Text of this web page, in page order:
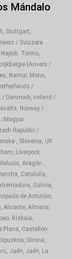
Mándalo
Stuttgart,
/ Svizzera
Torino,
(Anvers /
Namur, Mons,
/
/ Danmark, Ireland /
Norway /
/Magyar
Republic /
, Slovenia, UK
Liverpool,
Aragón ,
Cataluña,
Galicia,
de Asturias,
Alicante, Almería,
Bizkaia,
Plana, Castellón-
Girona,
Jaén, Jaén, La